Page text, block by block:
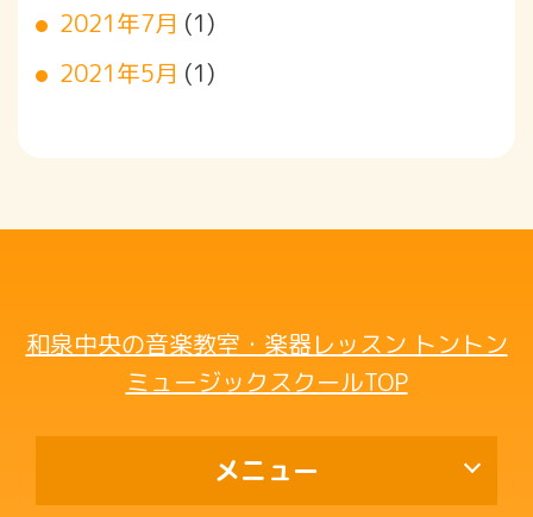
2021年7月 (1)
2021年5月 (1)
和泉中央の音楽教室・楽器レッスン トントン
ミュージックスクールTOP
メニュー